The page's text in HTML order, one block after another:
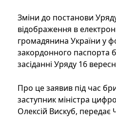
Зміни до постанови
відображення в
громадянина України у
закордонного паспорта
засіданні Уряду 16
Про це заявив під час
заступник міністра
Олексій Вискуб, передає